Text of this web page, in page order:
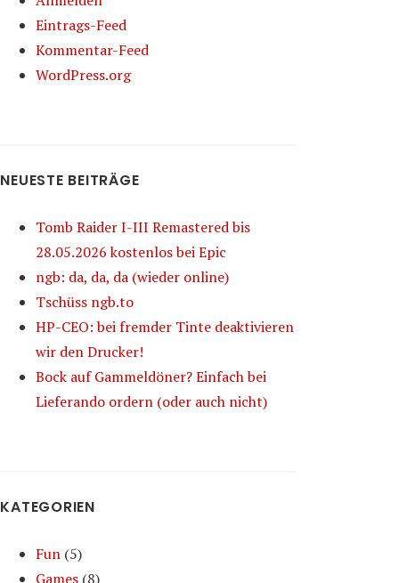
Eintrags-Feed
Kommentar-Feed
WordPress.org
NEUESTE BEITRÄGE
Tomb Raider I-III Remastered bis
28.05.2026 kostenlos bei Epic
ngb: da, da, da (wieder online)
Tschüss ngb.to
HP-CEO: bei fremder Tinte deaktivieren
wir den Drucker!
Bock auf Gammeldöner? Einfach bei
Lieferando ordern (oder auch nicht)
KATEGORIEN
Fun (5)
Games (8)